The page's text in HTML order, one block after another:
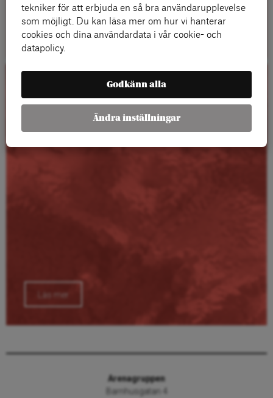
Läs mer
Kalender
Läs mer
Arenagruppen
Barnhusgatan 4
tekniker för att erbjuda en så bra användarupplevelse
som möjligt. Du kan läsa mer om hur vi hanterar
cookies och dina användardata i vår cookie- och
datapolicy.
Godkänn alla
Ändra inställningar